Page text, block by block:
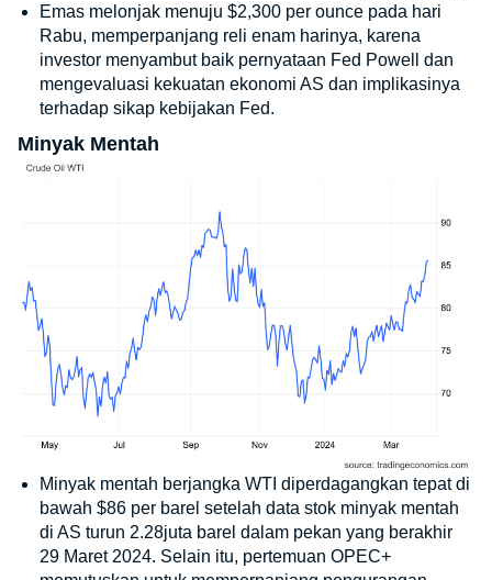
Emas melonjak menuju $2,300 per ounce pada hari
Rabu, memperpanjang reli enam harinya, karena
investor menyambut baik pernyataan Fed Powell dan
mengevaluasi kekuatan ekonomi AS dan implikasinya
terhadap sikap kebijakan Fed.
Minyak Mentah
Minyak mentah berjangka WTI diperdagangkan tepat di
bawah $86 per barel setelah data stok minyak mentah
di AS turun 2.28juta barel dalam pekan yang berakhir
29 Maret 2024. Selain itu, pertemuan OPEC+